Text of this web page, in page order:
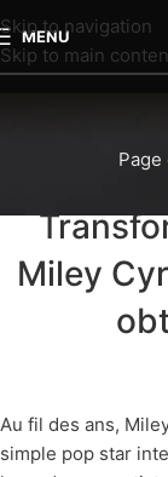
Skip to navigation
Skip to main
MENU
Page
Miley
Au fil des ans,
simple pop star